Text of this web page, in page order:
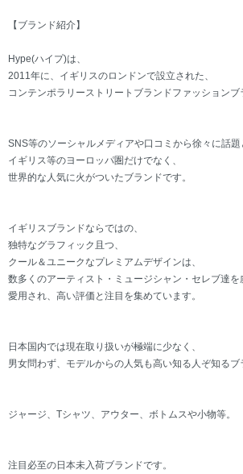
【ブランド紹介】
Hype(ハイプ)は、
2011年に、イギリスのロンドンで設立された、
コンテンポラリーストリートブランドファッションブ
SNS等のソーシャルメディアや口コミから徐々に話題
イギリス等のヨーロッパ圏だけでなく、
世界的な人気に火がついたブランドです。
イギリスブランドならではの、
独特なグラフィック且つ、
クール＆ユニークなプレミアムデザインは、
数多くのアーティスト・ミュージシャン・セレブ達を
愛用され、高い評価と注目を集めています。
日本国内では現在取り扱いが極端に少なく、
男女問わず、モデルからの人気も高い知る人ぞ知るブ
ジャージ、Tシャツ、アウター、ボトムスや小物等。
注目必至の日本未入荷ブランドです。